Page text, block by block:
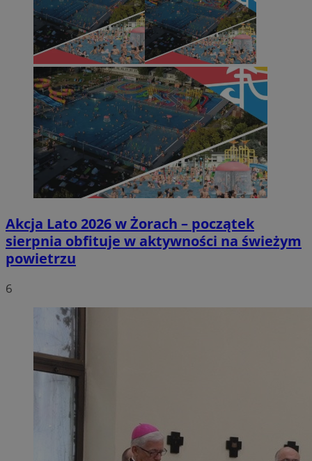
Akcja Lato 2026 w Żorach – początek
sierpnia obfituje w aktywności na świeżym
powietrzu
6